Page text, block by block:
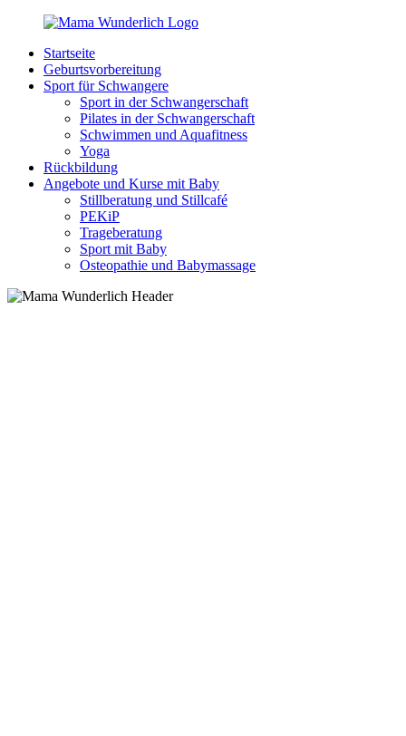
Zurück
Inhalt
MamaWunderlich.de
Mutti
sein
wunderbar!
Startseite
Geburtsvorbereitung
Sport für Schwangere
Sport in der Schwangerschaft
Pilates in der Schwangerschaft
Schwimmen und Aquafitness
Yoga
Rückbildung
Angebote und Kurse mit Baby
Stillberatung und Stillcafé
PEKiP
Trageberatung
Sport mit Baby
Osteopathie und Babymassage